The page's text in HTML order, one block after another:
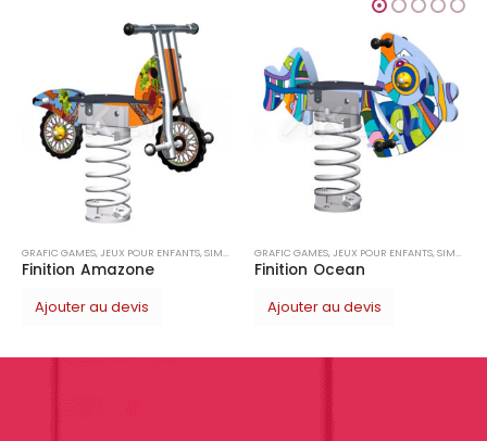
GRAFIC GAMES,JEUX POUR ENFANTS,SIMPLE
Finition Ocean
Ajouter au devis
GRAFIC GAMES,JEUX POUR ENFANTS
Finition Etnik
Ajouter au devis